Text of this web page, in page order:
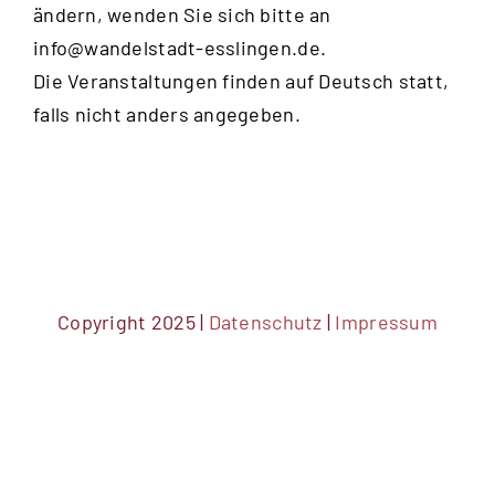
ändern, wenden Sie sich bitte an
info@wandelstadt-esslingen.de.
Die Veranstaltungen finden auf Deutsch statt,
falls nicht anders angegeben.
Copyright 2025 | Datenschutz | Impressum